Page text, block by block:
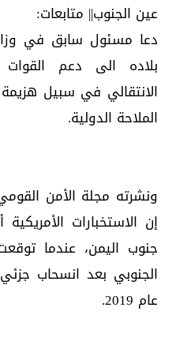
عين الجنوب|| متابعات:
دعا مسئول سابق في
بلاده الى دعم القوات
الانتقالي في سبيل
الملاحة الدولية.
ونشرته مجلة الأمن
إن الاستخبارات
جنوب اليمن، عندما
الجنوبي بعد انسحاب
عام 2019.